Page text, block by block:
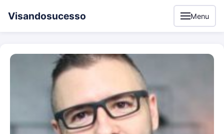
Visandosucesso Menu